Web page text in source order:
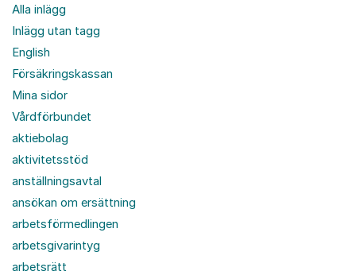
Alla inlägg
Inlägg utan tagg
English
Försäkringskassan
Mina sidor
Vårdförbundet
aktiebolag
aktivitetsstöd
anställningsavtal
ansökan om ersättning
arbetsförmedlingen
arbetsgivarintyg
arbetsrätt